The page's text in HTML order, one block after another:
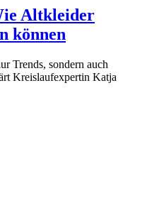
Altkleider
können
Trends, sondern auch
Kreislaufexpertin Katja